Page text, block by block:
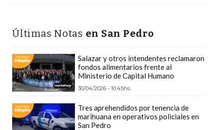
VENTA
WHATSAPP
CÓMO
RECIBIR
DE
COMIDA
Últimas Notas en San Pedro
Salazar y otros intendentes reclamaron
fondos alimentarios frente al
Ministerio de Capital Humano
30/04/2026 - 10:45hs.
Tres aprehendidos por tenencia de
marihuana en operativos policiales en
San Pedro